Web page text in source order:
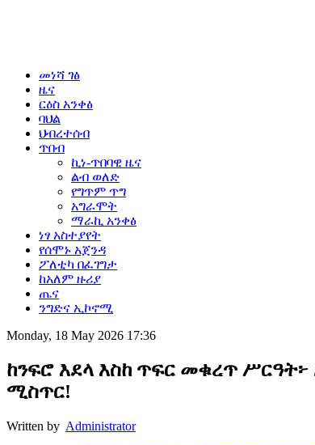
መነሻ ገፅ
ዜና
ርዕስ አንቀፅ
ባህል
ህብረተሰብ
ጥበብ
ኪነ-ጥበባዊ ዜና
ልብ ወለድ
የግጥም ጥግ
አግራሞት
ማራኪ አንቀፅ
ነፃ አስተያየት
የሰሞኑ አጀንዳ
ፖለቲካ በፈገግታ
ከአለም ዙሪያ
ጤና
ንግድና ኢኮኖሚ
Monday, 18 May 2026 17:36
ከንፍሮ እደላ እስከ ጥፍር መቁረጥ ሥርዓት፦
ሚስጥር!
Written by Administrator